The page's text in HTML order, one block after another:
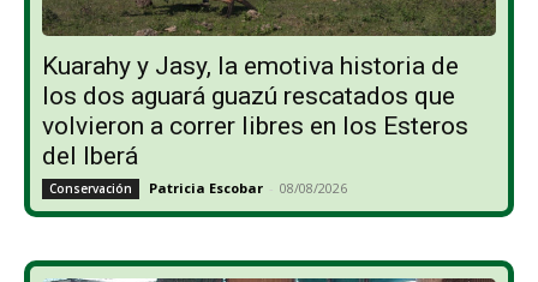
Kuarahy y Jasy, la emotiva historia de
los dos aguará guazú rescatados que
volvieron a correr libres en los Esteros
del Iberá
Conservación Patricia Escobar - 08/08/2026